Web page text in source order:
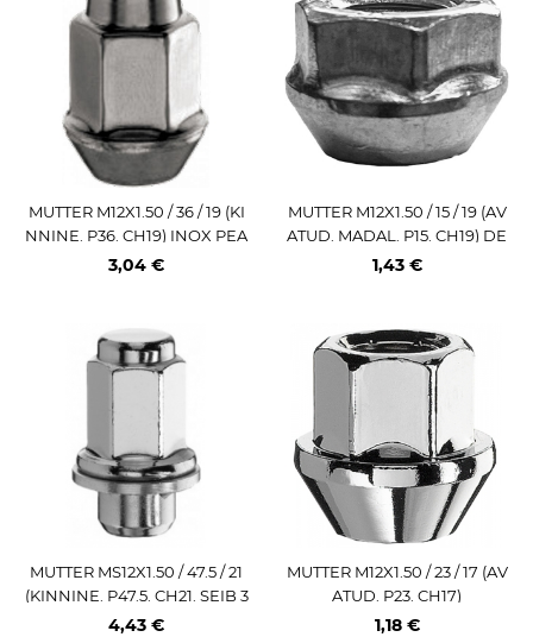
MUTTER M12X1.50 / 36 / 19 (KI
NNINE. P36. CH19) INOX PEA
(CHE / OPE)
3,04 €
MUTTER M12X1.50 / 15 / 19 (AV
ATUD. MADAL. P15. CH19) DE
29 / S FARAD
1,43 €
MUTTER MS12X1.50 / 47.5 / 21
(KINNINE. P47.5. CH21. SEIB 3
0MM) LAME IST (TOY OE)
4,43 €
MUTTER M12X1.50 / 23 / 17 (AV
ATUD. P23. CH17)
1,18 €